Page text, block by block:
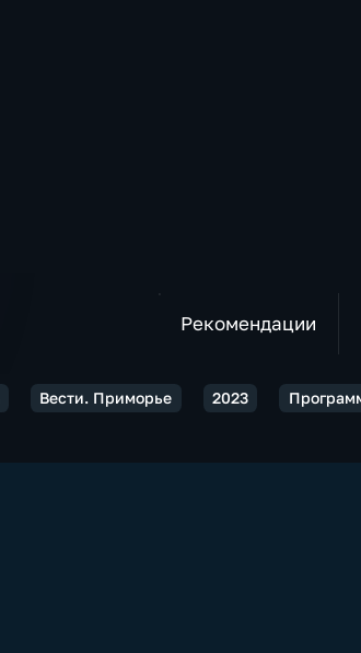
Рекомендации
Вести. Приморье 2023